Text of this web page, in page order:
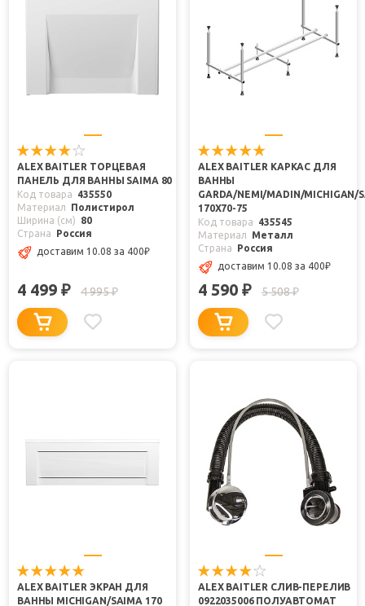
ALEX BAITLER ТОРЦЕВАЯ
ПАНЕЛЬ ДЛЯ ВАННЫ SAIMA 80
Код товара
435550
Материал
Полистирол
Ширина (см)
80
Страна
Россия
доставим 10.08 за 400₽
4 499 ₽ 4 995₽
ALEX BAITLER КАРКАС ДЛЯ
ВАННЫ
GARDA/NEMI/MADIN/MICHIGAN/
170Х70-75
Код товара
435545
Материал
Металл
Страна
Россия
доставим 10.08 за 400₽
4 590 ₽ 5 508₽
ALEX BAITLER ЭКРАН ДЛЯ
ВАННЫ MICHIGAN/SAIMA 170
ALEX BAITLER СЛИВ-ПЕРЕЛИВ
0922035006 ПОЛУАВТОМАТ